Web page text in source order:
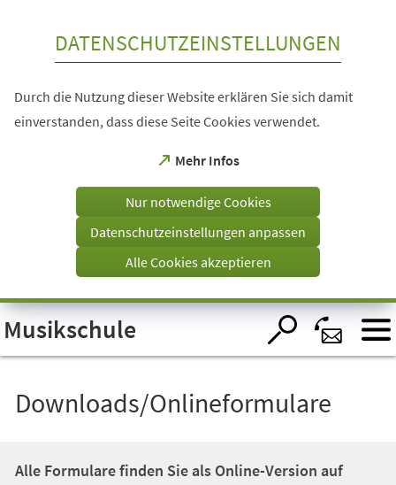
Visuelle
Assistenzsoftware
öffnen.
DATENSCHUTZEINSTELLUNGEN
Durch die Nutzung dieser Website erklären Sie sich damit
einverstanden, dass diese Seite Cookies verwendet.
Mehr Infos
(Öffnet
einem
Tab)
Nur notwendige Cookies
Datenschutzeinstellungen anpassen
Alle Cookies akzeptieren
Musikschule
Downloads/Onlineformulare
Alle Formulare finden Sie als Online-Version auf